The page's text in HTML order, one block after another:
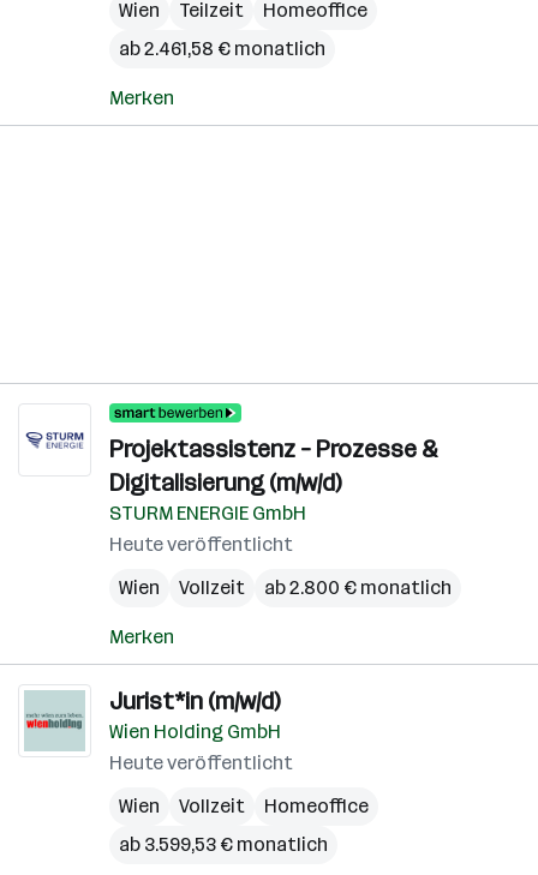
Wien Teilzeit
Homeoffice
ab 2.461,58 € monatlich
Merken
Projektassistenz – Prozesse &
Digitalisierung (m/w/d)
STURM ENERGIE GmbH
Heute veröffentlicht
Wien
Vollzeit ab 2.800 € monatlich
Merken
Jurist*in (m/w/d)
Wien Holding GmbH
Heute veröffentlicht
Wien
Vollzeit
Homeoffice
ab 3.599,53 € monatlich